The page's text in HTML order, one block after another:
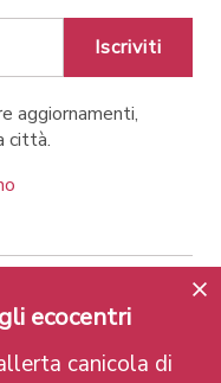
Iscriviti
aggiornamenti,
città.
Privacy Policy
ecocentri
canicola di